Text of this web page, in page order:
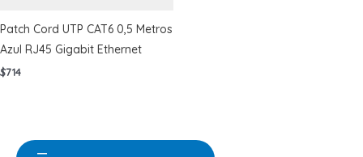
Patch Cord UTP CAT6 0,5 Metros
Azul RJ45 Gigabit Ethernet
$714